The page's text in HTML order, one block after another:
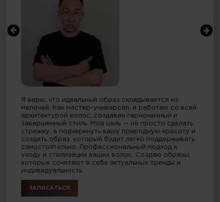
Я верю, что идеальный образ складывается из
мелочей. Как мастер-универсал, я работаю со всей
архитектурой волос, создавая гармоничный и
завершенный стиль. Моя цель — не просто сделать
стрижку, а подчеркнуть вашу природную красоту и
создать образ, который будет легко поддерживать
самостоятельно. Профессиональный подход к
уходу и стилизации ваших волос. Создаю образы,
которые сочетают в себе актуальные тренды и
индивидуальность.
ЗАПИСАТЬСЯ